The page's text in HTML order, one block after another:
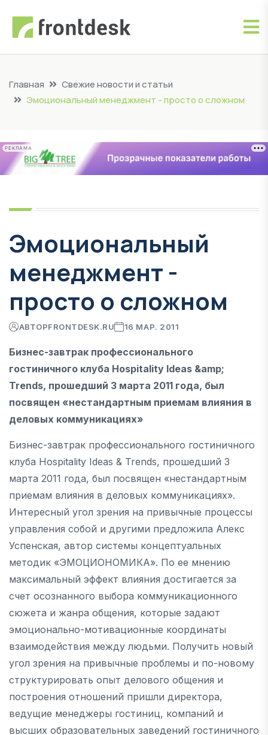
Главная
Свежие новости и статьи
Эмоциональный менеджмент - просто о сложном
РЕКЛАМА
Эмоциональный
менеджмент -
просто о сложном
АВТОРFRONTDESK.RU 16 МАР. 2011
Бизнес-завтрак профессионального
гостиничного клуба Hospitality Ideas &amp;
Trends, прошедший 3 марта 2011 года, был
посвящен «нестандартным приемам влияния в
деловых коммуникациях»
Бизнес-завтрак профессионального гостиничного
клуба Hospitality Ideas & Trends, прошедший 3
марта 2011 года, был посвящен «нестандартным
приемам влияния в деловых коммуникациях».
Интересный угол зрения на привычные процессы
управления собой и другими предложила Алекс
Успенская, автор системы концептуальных
методик «ЭМОЦИОНОМИКА». По ее мнению
максимальный эффект влияния достигается за
счет осознанного выбора коммуникационного
сюжета и жанра общения, которые задают
эмоционально-мотивационные координаты
взаимодействия между людьми. Получить новый
угол зрения на привычные проблемы и по-новому
структурировать опыт делового общения и
построения отношений пришли директора,
ведущие менеджеры гостиниц, компаний и
высших образовательных заведений гостиничного